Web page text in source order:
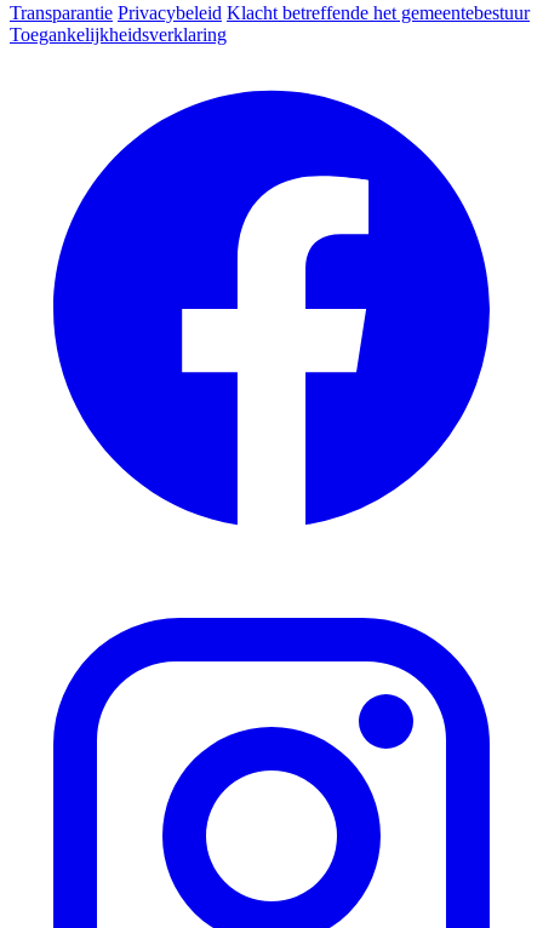
Transparantie Privacybeleid Klacht betreffende het gemeentebestuur
Toegankelijkheidsverklaring